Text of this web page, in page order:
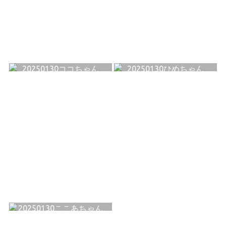
20250130ココちゃん 20250130ひめちゃん
20250130ここあちゃん